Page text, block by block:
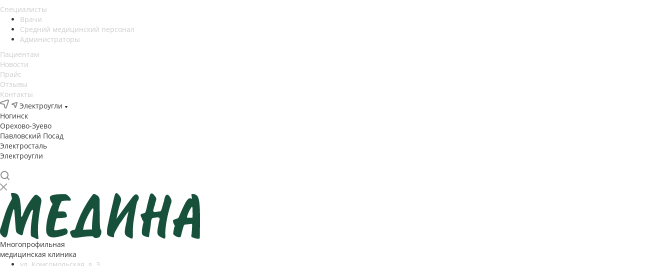
Специалисты
Врачи
Средний медицинский персонал
Администраторы
Пациентам
Новости
Прайс
Отзывы
Контакты
Электроугли
Ногинск
Орехово-Зуево
Павловский Посад
Электросталь
Электроугли
Многопрофильная
медицинская клиника